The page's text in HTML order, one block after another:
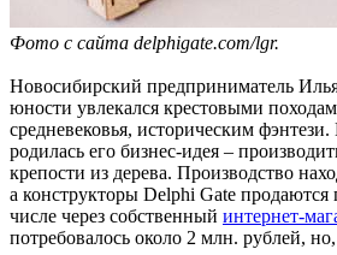
Фото с сайта delphigate.com/lgr.
Новосибирский предприниматель
юности увлекался крестовыми
средневековья, историческим
родилась его бизнес-идея –
крепости из дерева. Производство
а конструкторы Delphi Gate
числе через собственный интернет-
потребовалось около 2 млн. рублей,